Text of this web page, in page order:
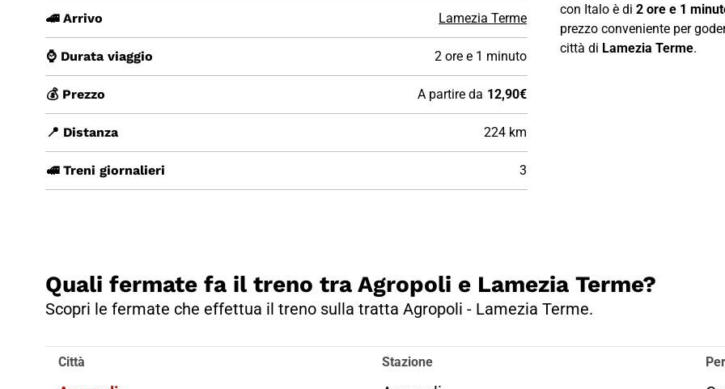
🚄 Arrivo Lamezia Terme
⌚ Durata viaggio 2 ore e 1 minuto
💰 Prezzo A partire da 12,90€
📍 Distanza 224 km
🚅 Treni giornalieri 3
con Italo è di 2 ore e 1
prezzo conveniente per
città di Lamezia Terme.
Quali fermate fa il treno tra Agropoli e Lamezia Terme?
Scopri le fermate che effettua il treno sulla tratta Agropoli - Lamezia Terme.
Città Stazione